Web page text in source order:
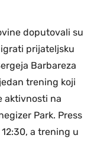
doputovali su
prijateljsku
Barbareza
trening koji
aktivnosti na
Park. Press
a trening u